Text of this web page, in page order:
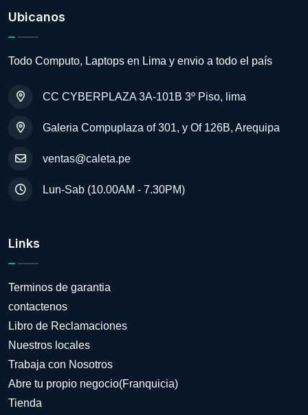
Ubicanos
Todo Computo, Laptops en Lima y envio a todo el país
CC CYBERPLAZA 3A-101B 3º Piso, lima
Galeria Compuplaza of 301, y Of 126B, Arequipa
ventas@caleta.pe
Lun-Sab (10.00AM - 7.30PM)
Links
Terminos de garantia
contactenos
Libro de Reclamaciones
Nuestros locales
Trabaja con Nosotros
Abre tu propio negocio(Franquicia)
Tienda